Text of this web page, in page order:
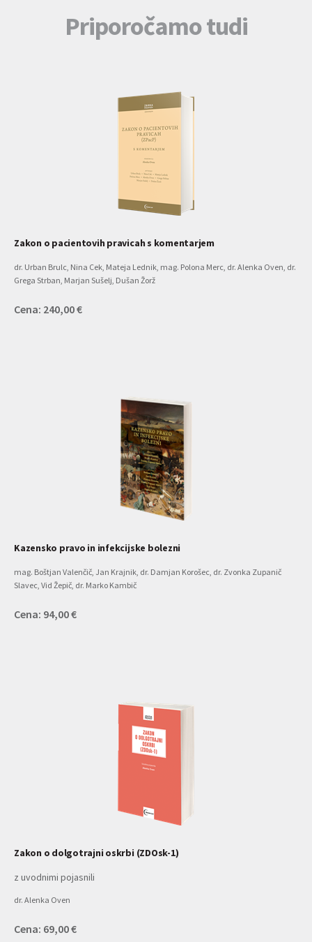
Priporočamo tudi
Zakon o pacientovih pravicah s komentarjem
dr. Urban Brulc, Nina Cek, Mateja Lednik, mag. Polona Merc, dr. Alenka Oven, dr.
Grega Strban, Marjan Sušelj, Dušan Žorž
Cena: 240,00 €
Kazensko pravo in infekcijske bolezni
mag. Boštjan Valenčič, Jan Krajnik, dr. Damjan Korošec, dr. Zvonka Zupanič
Slavec, Vid Žepič, dr. Marko Kambič
Cena: 94,00 €
Zakon o dolgotrajni oskrbi (ZDOsk-1)
z uvodnimi pojasnili
dr. Alenka Oven
Cena: 69,00 €